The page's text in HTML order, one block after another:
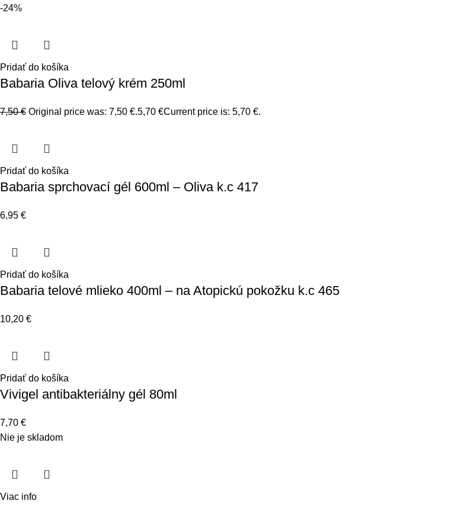
-24%
Pridať do košíka
Babaria Oliva telový krém 250ml
7,50€ Original price was: 7,50 €.5,70 €Current price is: 5,70 €.
Pridať do košíka
Babaria sprchovací gél 600ml – Oliva k.c 417
6,95 €
Pridať do košíka
Babaria telové mlieko 400ml – na Atopickú pokožku k.c 465
10,20 €
Pridať do košíka
Vivigel antibakteriálny gél 80ml
7,70 €
Nie je skladom
Viac info